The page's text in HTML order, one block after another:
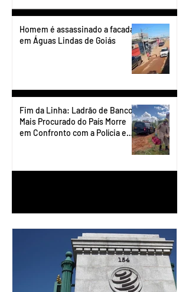
Homem é assassinado a facadas
em Águas Lindas de Goiás
Fim da Linha: Ladrão de Banco
Mais Procurado do País Morre
em Confronto com a Polícia em